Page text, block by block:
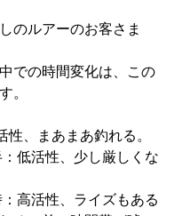
のルアーのお客さま
での時間変化は、この
。
性、まあまあ釣れる。
低活性、少し厳しくな
高活性、ライズもある